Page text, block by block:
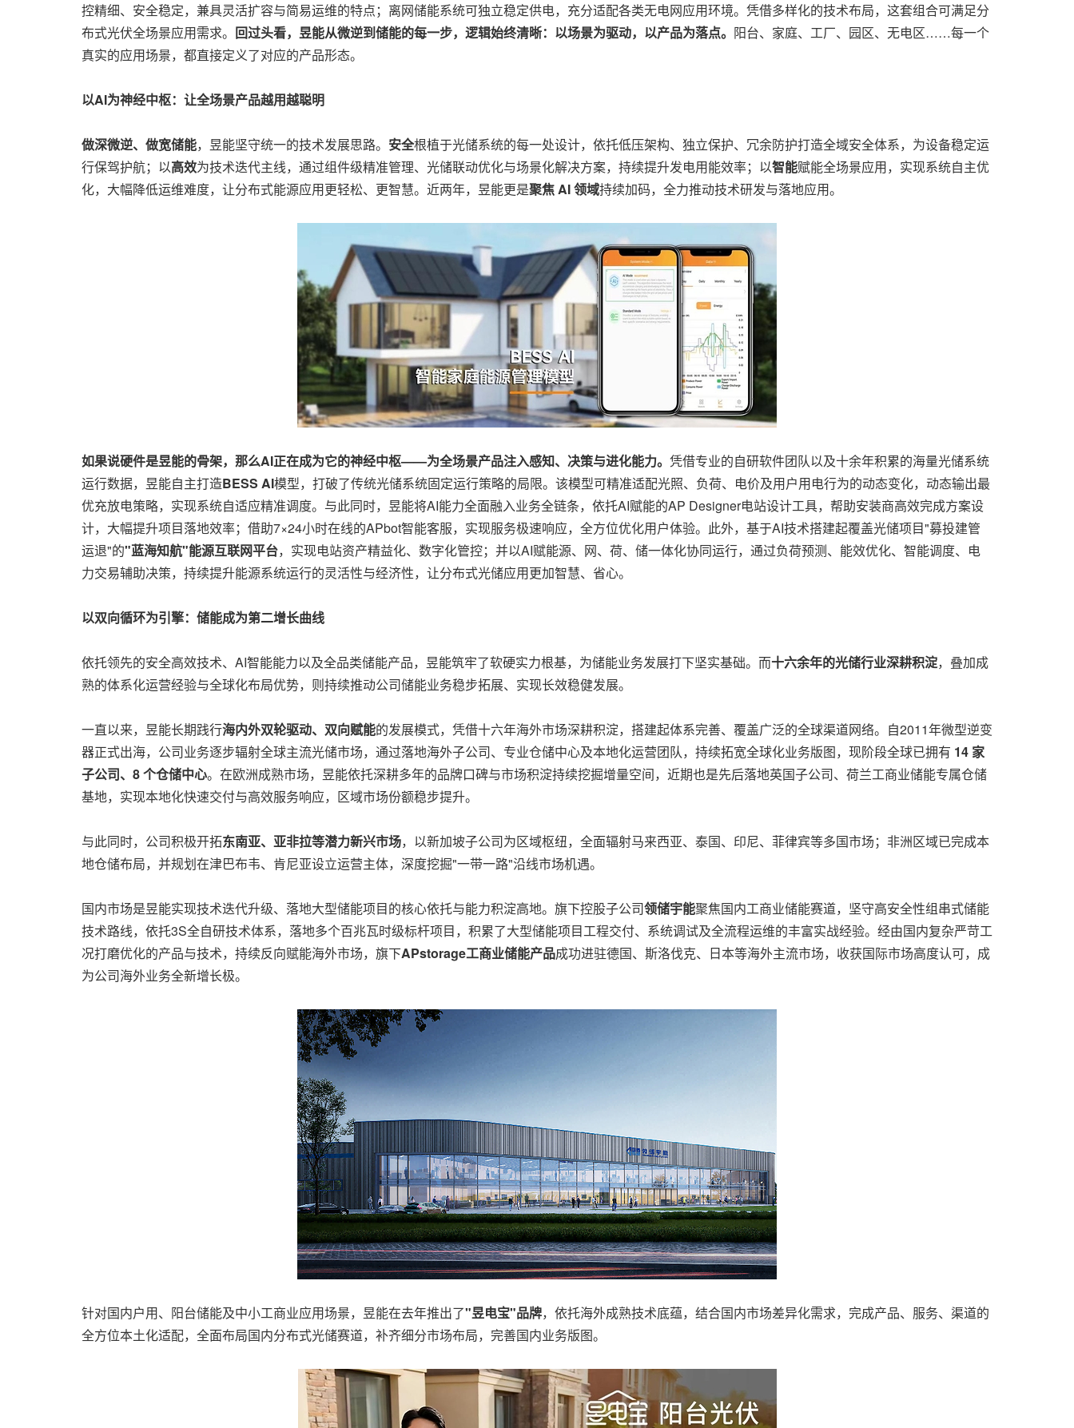
控精细、安全稳定，兼具灵活扩容与简易运维的特点；离网储能系统可独立稳定供电，充分适配各类无电网应用环境。凭借多样化的技术布局，这套组合可满足分
布式光伏全场景应用需求。 回过头看，昱能从微逆到储能的每一步，逻辑始终清晰：以场景为驱动，以产品为落点。 阳台、家庭、工厂、园区、无电区……每一个
真实的应用场景，都直接定义了对应的产品形态。
以AI为神经中枢：让全场景产品越用越聪明
做深微逆、做宽储能，昱能坚守统一的技术发展思路。 安全根植于光储系统的每一处设计，依托低压架构、独立保护、冗余防护打造全域安全体系，为设备稳定运
行保驾护航；以高效为技术迭代主线，通过组件级精准管理、光储联动优化与场景化解决方案，持续提升发电用能效率；以智能赋能全场景应用，实现系统自主优
化，大幅降低运维难度，让分布式能源应用更轻松、更智慧。近两年，昱能更是聚焦 AI 领域持续加码，全力推动技术研发与落地应用。
如果说硬件是昱能的骨架，那么AI正在成为它的神经中枢——为全场景产品注入感知、决策与进化能力。 凭借专业的自研软件团队以及十余年积累的海量光储系统
运行数据，昱能自主打造BESS AI模型，打破了传统光储系统固定运行策略的局限。该模型可精准适配光照、负荷、电价及用户用电行为的动态变化，动态输出最
优充放电策略，实现系统自适应精准调度。与此同时，昱能将AI能力全面融入业务全链条，依托AI赋能的AP Designer电站设计工具，帮助安装商高效完成方案设
计，大幅提升项目落地效率；借助7×24小时在线的APbot智能客服，实现服务极速响应，全方位优化用户体验。此外，基于AI技术搭建起覆盖光储项目"募投建管
运退"的"蓝海知航"能源互联网平台，实现电站资产精益化、数字化管控；并以AI赋能源、网、荷、储一体化协同运行，通过负荷预测、能效优化、智能调度、电
力交易辅助决策，持续提升能源系统运行的灵活性与经济性，让分布式光储应用更加智慧、省心。
以双向循环为引擎：储能成为第二增长曲线
依托领先的安全高效技术、AI智能能力以及全品类储能产品，昱能筑牢了软硬实力根基，为储能业务发展打下坚实基础。而十六余年的光储行业深耕积淀，叠加成
熟的体系化运营经验与全球化布局优势，则持续推动公司储能业务稳步拓展、实现长效稳健发展。
一直以来，昱能长期践行海内外双轮驱动、双向赋能的发展模式，凭借十六年海外市场深耕积淀，搭建起体系完善、覆盖广泛的全球渠道网络。自2011年微型逆变
器正式出海，公司业务逐步辐射全球主流光储市场，通过落地海外子公司、专业仓储中心及本地化运营团队，持续拓宽全球化业务版图，现阶段全球已拥有 14 家
子公司、8 个仓储中心。在欧洲成熟市场，昱能依托深耕多年的品牌口碑与市场积淀持续挖掘增量空间，近期也是先后落地英国子公司、荷兰工商业储能专属仓储
基地，实现本地化快速交付与高效服务响应，区域市场份额稳步提升。
与此同时，公司积极开拓东南亚、亚非拉等潜力新兴市场，以新加坡子公司为区域枢纽，全面辐射马来西亚、泰国、印尼、菲律宾等多国市场；非洲区域已完成本
地仓储布局，并规划在津巴布韦、肯尼亚设立运营主体，深度挖掘"一带一路"沿线市场机遇。
国内市场是昱能实现技术迭代升级、落地大型储能项目的核心依托与能力积淀高地。旗下控股子公司领储宇能聚焦国内工商业储能赛道，坚守高安全性组串式储能
技术路线，依托3S全自研技术体系，落地多个百兆瓦时级标杆项目，积累了大型储能项目工程交付、系统调试及全流程运维的丰富实战经验。经由国内复杂严苛工
况打磨优化的产品与技术，持续反向赋能海外市场，旗下APstorage工商业储能产品成功进驻德国、斯洛伐克、日本等海外主流市场，收获国际市场高度认可，成
为公司海外业务全新增长极。
针对国内户用、阳台储能及中小工商业应用场景，昱能在去年推出了"昱电宝"品牌，依托海外成熟技术底蕴，结合国内市场差异化需求，完成产品、服务、渠道的
全方位本土化适配，全面布局国内分布式光储赛道，补齐细分市场布局，完善国内业务版图。